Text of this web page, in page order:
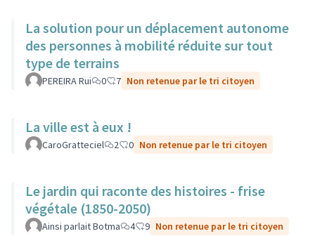
La solution pour un déplacement autonome
des personnes à mobilité réduite sur tout
type de terrains
PEREIRA Rui 0 7 Non retenue par le tri citoyen
La ville est à eux !
CaroGratteciel 2 0 Non retenue par le tri citoyen
Le jardin qui raconte des histoires - frise
végétale (1850-2050)
Ainsi parlait Botma 4 9 Non retenue par le tri citoyen